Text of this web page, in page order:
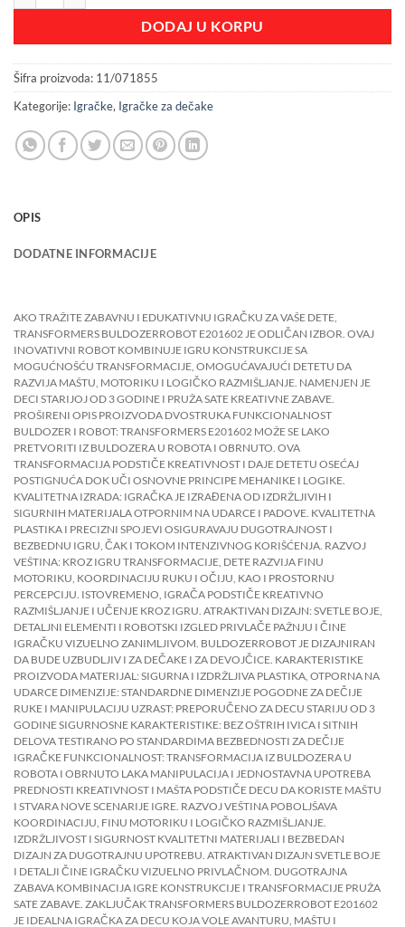
DODAJ U KORPU
Šifra proizvoda: 11/071855
Kategorije: Igračke, Igračke za dečake
OPIS
DODATNE INFORMACIJE
AKO TRAŽITE ZABAVNU I EDUKATIVNU IGRAČKU ZA VAŠE DETE,
TRANSFORMERS BULDOZERROBOT E201602 JE ODLIČAN IZBOR. OVAJ
INOVATIVNI ROBOT KOMBINUJE IGRU KONSTRUKCIJE SA
MOGUĆNOŠĆU TRANSFORMACIJE, OMOGUĆAVAJUĆI DETETU DA
RAZVIJA MAŠTU, MOTORIKU I LOGIČKO RAZMIŠLJANJE. NAMENJEN JE
DECI STARIJOJ OD 3 GODINE I PRUŽA SATE KREATIVNE ZABAVE.
PROŠIRENI OPIS PROIZVODA DVOSTRUKA FUNKCIONALNOST
BULDOZER I ROBOT: TRANSFORMERS E201602 MOŽE SE LAKO
PRETVORITI IZ BULDOZERA U ROBOTA I OBRNUTO. OVA
TRANSFORMACIJA PODSTIČE KREATIVNOST I DAJE DETETU OSEĆAJ
POSTIGNUĆA DOK UČI OSNOVNE PRINCIPE MEHANIKE I LOGIKE.
KVALITETNA IZRADA: IGRAČKA JE IZRAĐENA OD IZDRŽLJIVIH I
SIGURNIH MATERIJALA OTPORNIM NA UDARCE I PADOVE. KVALITETNA
PLASTIKA I PRECIZNI SPOJEVI OSIGURAVAJU DUGOTRAJNOST I
BEZBEDNU IGRU, ČAK I TOKOM INTENZIVNOG KORIŠĆENJA. RAZVOJ
VEŠTINA: KROZ IGRU TRANSFORMACIJE, DETE RAZVIJA FINU
MOTORIKU, KOORDINACIJU RUKU I OČIJU, KAO I PROSTORNU
PERCEPCIJU. ISTOVREMENO, IGRAČA PODSTIČE KREATIVNO
RAZMIŠLJANJE I UČENJE KROZ IGRU. ATRAKTIVAN DIZAJN: SVETLE BOJE,
DETALJNI ELEMENTI I ROBOTSKI IZGLED PRIVLAČE PAŽNJU I ČINE
IGRAČKU VIZUELNO ZANIMLJIVOM. BULDOZERROBOT JE DIZAJNIRAN
DA BUDE UZBUDLJIV I ZA DEČAKE I ZA DEVOJČICE. KARAKTERISTIKE
PROIZVODA MATERIJAL: SIGURNA I IZDRŽLJIVA PLASTIKA, OTPORNA NA
UDARCE DIMENZIJE: STANDARDNE DIMENZIJE POGODNE ZA DEČIJE
RUKE I MANIPULACIJU UZRAST: PREPORUČENO ZA DECU STARIJU OD 3
GODINE SIGURNOSNE KARAKTERISTIKE: BEZ OŠTRIH IVICA I SITNIH
DELOVA TESTIRANO PO STANDARDIMA BEZBEDNOSTI ZA DEČIJE
IGRAČKE FUNKCIONALNOST: TRANSFORMACIJA IZ BULDOZERA U
ROBOTA I OBRNUTO LAKA MANIPULACIJA I JEDNOSTAVNA UPOTREBA
PREDNOSTI KREATIVNOST I MAŠTA PODSTIČE DECU DA KORISTE MAŠTU
I STVARA NOVE SCENARIJE IGRE. RAZVOJ VEŠTINA POBOLJŠAVA
KOORDINACIJU, FINU MOTORIKU I LOGIČKO RAZMIŠLJANJE.
IZDRŽLJIVOST I SIGURNOST KVALITETNI MATERIJALI I BEZBEDAN
DIZAJN ZA DUGOTRAJNU UPOTREBU. ATRAKTIVAN DIZAJN SVETLE BOJE
I DETALJI ČINE IGRAČKU VIZUELNO PRIVLAČNOM. DUGOTRAJNA
ZABAVA KOMBINACIJA IGRE KONSTRUKCIJE I TRANSFORMACIJE PRUŽA
SATE ZABAVE. ZAKLJUČAK TRANSFORMERS BULDOZERROBOT E201602
JE IDEALNA IGRAČKA ZA DECU KOJA VOLE AVANTURU, MAŠTU I